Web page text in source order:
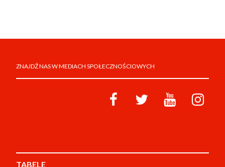
ZNAJDŹ NAS W MEDIACH SPOŁECZNOŚCIOWYCH
TABELE